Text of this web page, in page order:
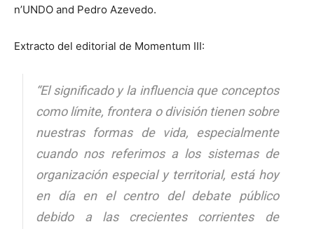
n’UNDO and Pedro Azevedo.
Extracto del editorial de Momentum III:
“El significado y la influencia que conceptos
como límite, frontera o división tienen sobre
nuestras formas de vida, especialmente
cuando nos referimos a los sistemas de
organización especial y territorial, está hoy
en día en el centro del debate público
debido a las crecientes corrientes de